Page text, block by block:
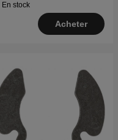
En stock
Acheter